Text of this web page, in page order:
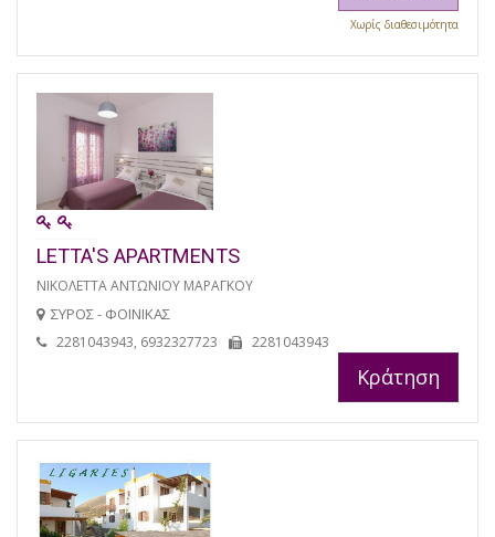
Χωρίς διαθεσιμότητα
LETTA'S APARTMENTS
ΝΙΚΟΛΕΤΤΑ ΑΝΤΩΝΙΟΥ ΜΑΡΑΓΚΟΥ
ΣΥΡΟΣ - ΦΟΙΝΙΚΑΣ
2281043943, 6932327723 2281043943
Κράτηση